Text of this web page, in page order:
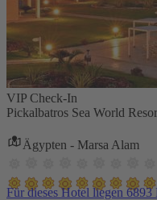
VIP Check-In
Pickalbatros Sea World
Ägypten - Marsa Alam
Für dieses Hotel liegen